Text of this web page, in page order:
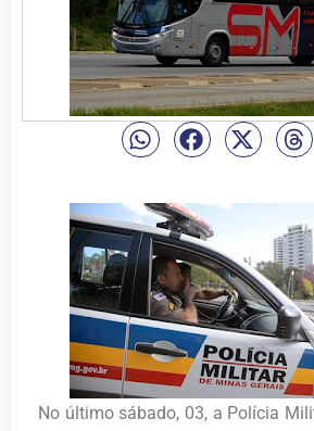
No último sábado, 03, a Polícia